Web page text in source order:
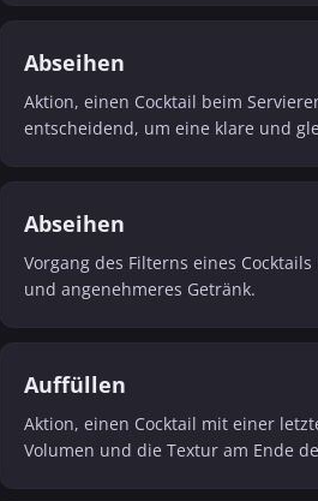
Abseihen
Aktion, einen Cocktail beim
entscheidend, um eine klare und
Abseihen
Vorgang des Filterns eines
und angenehmeres Getränk.
Auffüllen
Aktion, einen Cocktail mit einer
Volumen und die Textur am Ende